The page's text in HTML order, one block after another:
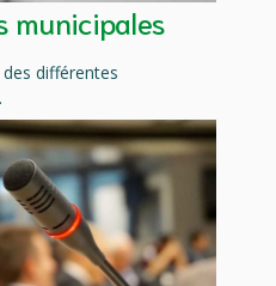
municipales
différentes